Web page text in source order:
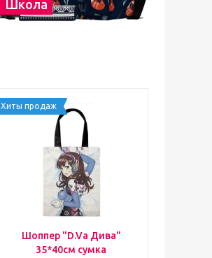
Школа
Хиты продаж
Шоппер "D.Va Дива"
35*40см сумка